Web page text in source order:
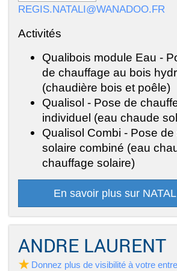
REGIS.NATALI@WANADOO.FR
Activités
Qualibois module Eau -
de chauffage au bois
(chaudière bois et poêle)
Qualisol - Pose de
individuel (eau chaude
Qualisol Combi - Pose
solaire combiné (eau
chauffage solaire)
En savoir plus sur
ANDRE LAURENT
Donnez plus de visibilité à votre